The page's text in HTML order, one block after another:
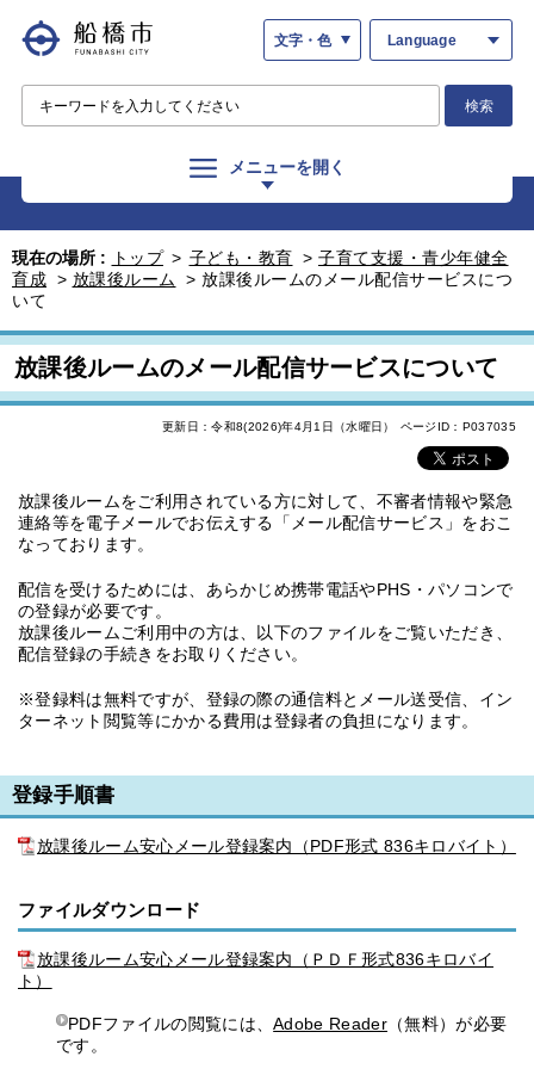
文字・色 Language
検索
メニューを開く
現在の場所 : トップ > 子ども・教育 > 子育て支援・青少年健全
育成 > 放課後ルーム > 放課後ルームのメール配信サービスにつ
いて
放課後ルームのメール配信サービスについて
更新日：令和8(2026)年4月1日（水曜日） ページID：P037035
放課後ルームをご利用されている方に対して、不審者情報や緊急
連絡等を電子メールでお伝えする「メール配信サービス」をおこ
なっております。
配信を受けるためには、あらかじめ携帯電話やPHS・パソコンで
の登録が必要です。
放課後ルームご利用中の方は、以下のファイルをご覧いただき、
配信登録の手続きをお取りください。
※登録料は無料ですが、登録の際の通信料とメール送受信、イン
ターネット閲覧等にかかる費用は登録者の負担になります。
登録手順書
放課後ルーム安心メール登録案内（PDF形式 836キロバイト）
ファイルダウンロード
放課後ルーム安心メール登録案内（ＰＤＦ形式836キロバイ
ト）
PDFファイルの閲覧には、Adobe Reader （無料）が必要
です。